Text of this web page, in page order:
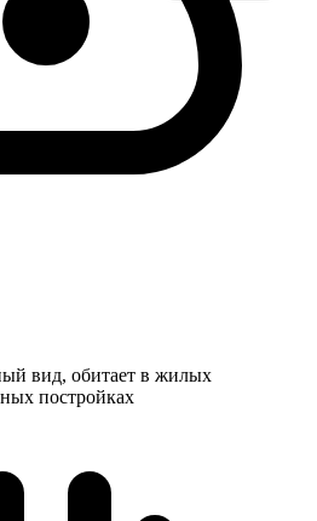
вид, обитает в жилых
постройках